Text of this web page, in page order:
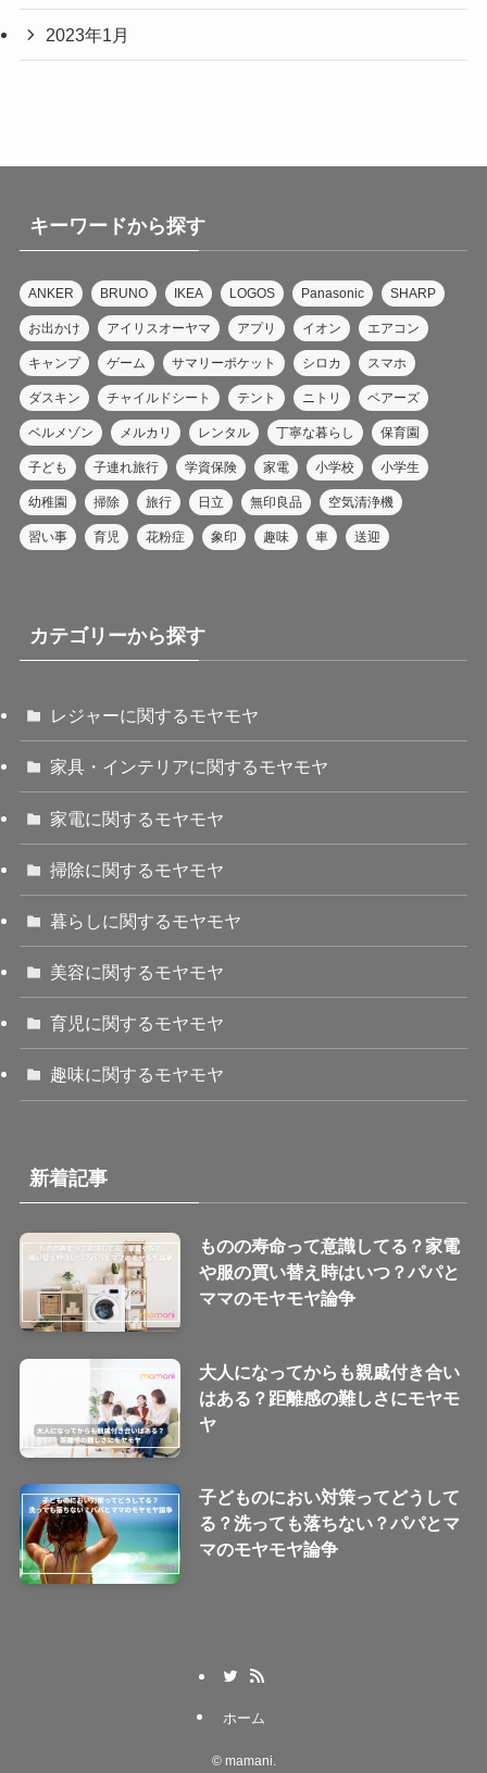
2023年1月
キーワードから探す
ANKER BRUNO IKEA LOGOS Panasonic SHARP
お出かけ アイリスオーヤマ アプリ イオン エアコン
キャンプ ゲーム サマリーポケット シロカ スマホ
ダスキン チャイルドシート テント ニトリ ベアーズ
ベルメゾン メルカリ レンタル 丁寧な暮らし 保育園
子ども 子連れ旅行 学資保険 家電 小学校 小学生
幼稚園 掃除 旅行 日立 無印良品 空気清浄機
習い事 育児 花粉症 象印 趣味 車 送迎
カテゴリーから探す
レジャーに関するモヤモヤ
家具・インテリアに関するモヤモヤ
家電に関するモヤモヤ
掃除に関するモヤモヤ
暮らしに関するモヤモヤ
美容に関するモヤモヤ
育児に関するモヤモヤ
趣味に関するモヤモヤ
新着記事
ものの寿命って意識してる？家電
や服の買い替え時はいつ？パパと
ママのモヤモヤ論争
大人になってからも親戚付き合い
はある？距離感の難しさにモヤモ
ヤ
子どものにおい対策ってどうして
る？洗っても落ちない？パパとマ
マのモヤモヤ論争
ホーム
©mamani.